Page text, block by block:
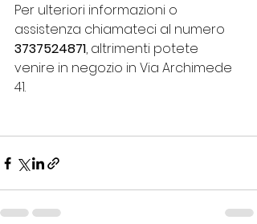
Per ulteriori informazioni o
assistenza chiamateci al numero
3737524871, altrimenti potete
venire in negozio in Via Archimede
41.